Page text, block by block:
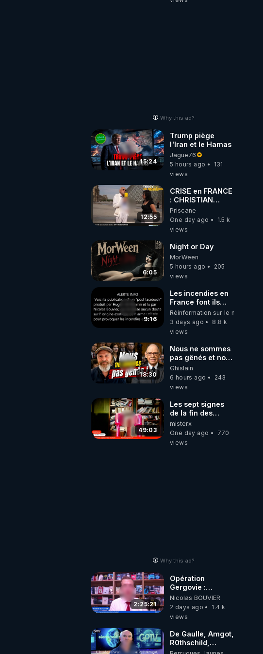
Why this ad?
15:24
Trump piège
l'Iran et le Hamas
Jague76
5 hours ago
131
views
12:55
CRISE en FRANCE
: CHRISTIAN
COTTEN FAIT une
étrange
découverte
Priscane
One day ago
1.5 k
views
6:05
Night or Day
MorWeen
5 hours ago
205
views
9:16
Les incendies en
France font ils
partie d' un plan
qui aurait débuté
le 11 septembre
Réinformation sur le monde
3 days ago
8.8 k
views
18:30
Nous ne sommes
pas gênés et nous
n’avons pas
besoin de nous
excuser ! #jw
#collegecentral
Ghislain
6 hours ago
243
views
49:03
Les sept signes
de la fin des
temps selon
l’intervenant
misterx
One day ago
770
views
Why this ad?
2:25:21
Opération
Gergovie :
‪@38resistancegauloise‬
‪@MarionSigautOfficiel‬
‪@gladysriifard5710‬
Nicolas BOUVIER
2 days ago
1.4 k
views
De Gaulle, Amgot,
R0thschild,
Macron &